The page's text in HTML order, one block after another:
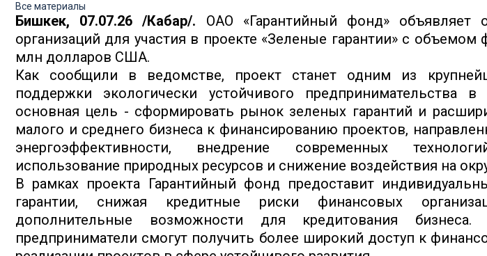
Все материалы
Бишкек, 07.07.26 /Кабар/. ОАО «Гарантийный фонд» объявляет
организаций для участия в проекте «Зеленые гарантии» с объемом
млн долларов США.
Как сообщили в ведомстве, проект станет одним из
поддержки экологически устойчивого предпринимательства
основная цель - сформировать рынок зеленых гарантий и
малого и среднего бизнеса к финансированию проектов,
энергоэффективности, внедрение современных
использование природных ресурсов и снижение воздействия на
В рамках проекта Гарантийный фонд предоставит
гарантии, снижая кредитные риски финансовых
дополнительные возможности для кредитования бизнеса.
предприниматели смогут получить более широкий доступ к